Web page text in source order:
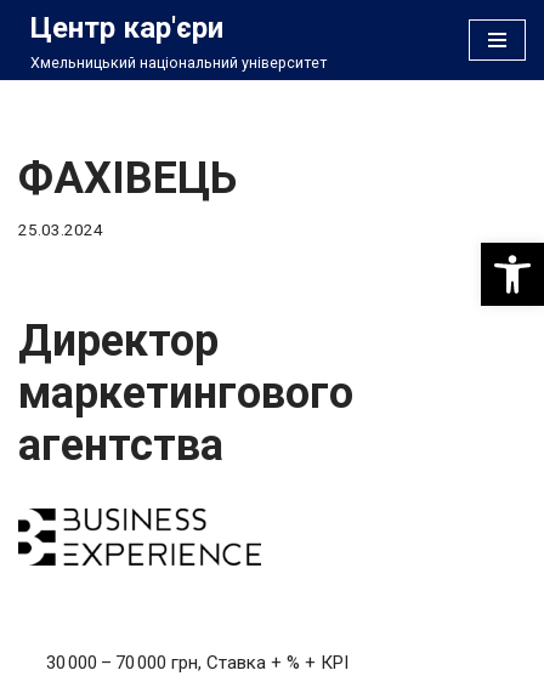
Перейти
Центр кар'єри
Хмельницький національний університет
ФАХІВЕЦЬ
25.03.2024
Директор
маркетингового
агентства
30 000 – 70 000 грн, Ставка + % + КРІ